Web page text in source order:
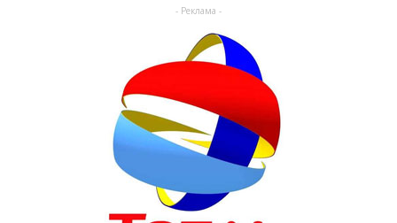
- Реклама -